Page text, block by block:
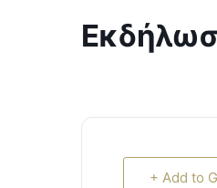
+ Add to